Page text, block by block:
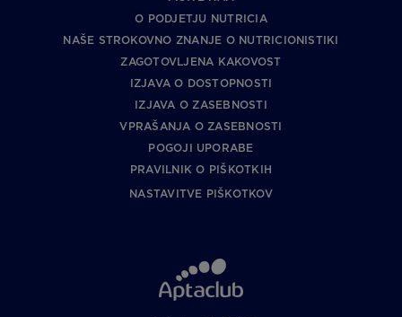
O PODJETJU NUTRICIA
NAŠE STROKOVNO ZNANJE O NUTRICIONISTIKI
ZAGOTOVLJENA KAKOVOST
IZJAVA O DOSTOPNOSTI
IZJAVA O ZASEBNOSTI
VPRAŠANJA O ZASEBNOSTI
POGOJI UPORABE
PRAVILNIK O PIŠKOTKIH
NASTAVITVE PIŠKOTKOV